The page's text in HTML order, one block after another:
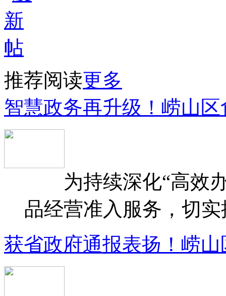
推荐阅读更多
智慧政务再升级！崂山
为持续深化“高效办
品经营准入服务，切
获省政府通报表扬！崂